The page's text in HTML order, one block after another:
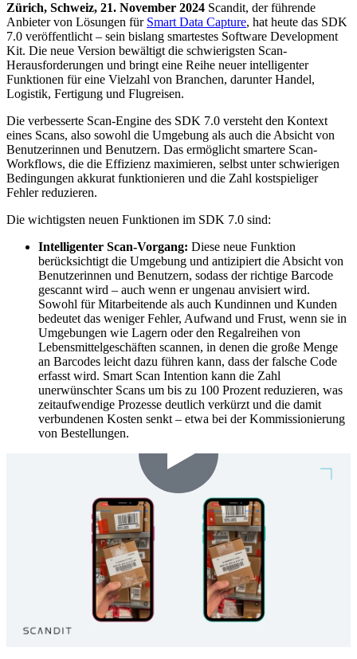
Zürich, Schweiz, 21. November 2024 Scandit, der führende
Anbieter von Lösungen für Smart Data Capture, hat heute das SDK
7.0 veröffentlicht – sein bislang smartestes Software Development
Kit. Die neue Version bewältigt die schwierigsten Scan-
Herausforderungen und bringt eine Reihe neuer intelligenter
Funktionen für eine Vielzahl von Branchen, darunter Handel,
Logistik, Fertigung und Flugreisen.
Die verbesserte Scan-Engine des SDK 7.0 versteht den Kontext
eines Scans, also sowohl die Umgebung als auch die Absicht von
Benutzerinnen und Benutzern. Das ermöglicht smartere Scan-
Workflows, die die Effizienz maximieren, selbst unter schwierigen
Bedingungen akkurat funktionieren und die Zahl kostspieliger
Fehler reduzieren.
Die wichtigsten neuen Funktionen im SDK 7.0 sind:
Intelligenter Scan-Vorgang: Diese neue Funktion
berücksichtigt die Umgebung und antizipiert die Absicht von
Benutzerinnen und Benutzern, sodass der richtige Barcode
gescannt wird – auch wenn er ungenau anvisiert wird.
Sowohl für Mitarbeitende als auch Kundinnen und Kunden
bedeutet das weniger Fehler, Aufwand und Frust, wenn sie in
Umgebungen wie Lagern oder den Regalreihen von
Lebensmittelgeschäften scannen, in denen die große Menge
an Barcodes leicht dazu führen kann, dass der falsche Code
erfasst wird. Smart Scan Intention kann die Zahl
unerwünschter Scans um bis zu 100 Prozent reduzieren, was
zeitaufwendige Prozesse deutlich verkürzt und die damit
verbundenen Kosten senkt – etwa bei der Kommissionierung
von Bestellungen.